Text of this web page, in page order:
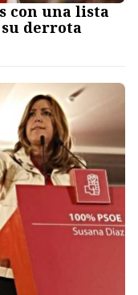
con una lista
derrota